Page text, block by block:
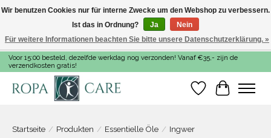
Voor 15:00 besteld, dezelfde werkdag nog verzonden! Vanaf €35,- zijn de
verzendkosten gratis!
Wunschzettel
Ihr
Startseite / Produkten / Essentielle Öle / Ingwer
Wir benutzen Cookies nur für interne Zwecke um den Webshop zu verbessern.
Ist das in Ordnung?
Ja
Nein
Für weitere Informationen beachten Sie bitte unsere Datenschutzerklärung. »